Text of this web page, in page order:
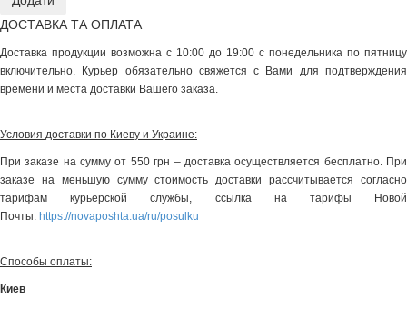
ДОСТАВКА ТА ОПЛАТА
Доставка продукции возможна с 10:00 до 19:00 с понедельника по пятницу
включительно. Курьер обязательно свяжется с Вами для подтверждения
времени и места доставки Вашего заказа.
Условия доставки по Киеву и Украине:
При заказе на сумму от 550 грн – доставка осуществляется бесплатно. При
заказе на меньшую сумму стоимость доставки рассчитывается согласно
тарифам курьерской службы, ссылка на тарифы Новой
Почты: https://novaposhta.ua/ru/posulku
Способы оплаты:
Киев